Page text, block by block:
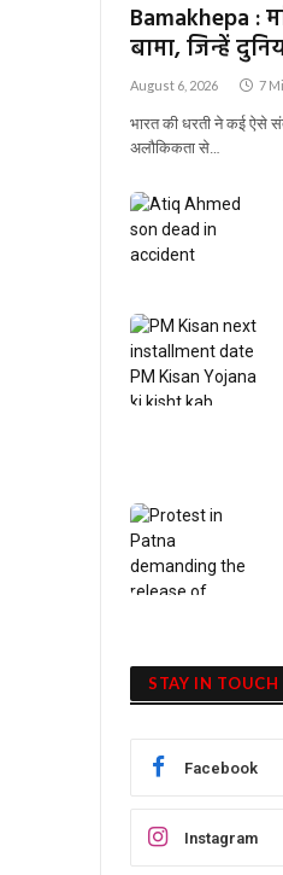
Bamakhepa :
बामा, जिन्हें
August 6, 2026 7
भारत की धरती ने कई ऐसे
अलौकिकता से…
STAY IN TOUCH
Facebook
Instagram